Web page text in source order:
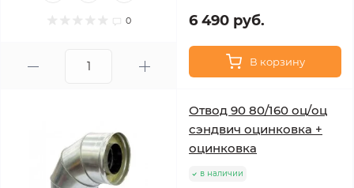
0 6 490 руб.
В корзину
Отвод 90 80/160 оц/оц
сэндвич оцинковка +
оцинковка
в наличии